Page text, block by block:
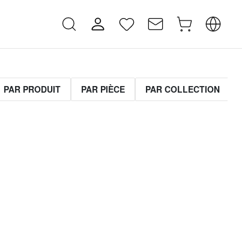
PAR PRODUIT PAR PIÈCE PAR COLLECTION